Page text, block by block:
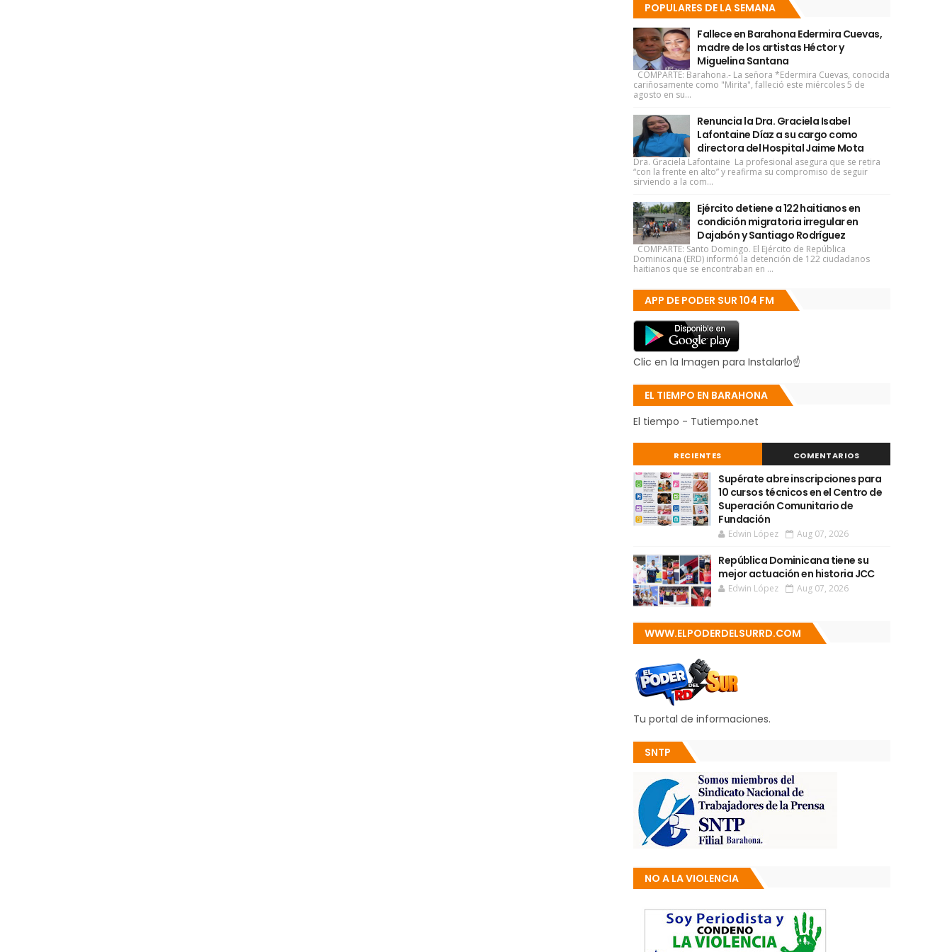
POPULARES DE LA SEMANA
Fallece en Barahona Edermira Cuevas,
madre de los artistas Héctor y
Miguelina Santana
COMPARTE: Barahona.- La señora *Edermira Cuevas, conocida
cariñosamente como "Mirita", falleció este miércoles 5 de
agosto en su...
Renuncia la Dra. Graciela Isabel
Lafontaine Díaz a su cargo como
directora del Hospital Jaime Mota
Dra. Graciela Lafontaine La profesional asegura que se retira
“con la frente en alto” y reafirma su compromiso de seguir
sirviendo a la com...
Ejército detiene a 122 haitianos en
condición migratoria irregular en
Dajabón y Santiago Rodríguez
COMPARTE: Santo Domingo. El Ejército de República
Dominicana (ERD) informó la detención de 122 ciudadanos
haitianos que se encontraban en ...
APP DE PODER SUR 104 FM
Clic en la Imagen para Instalarlo☝
EL TIEMPO EN BARAHONA
El tiempo - Tutiempo.net
RECIENTES COMENTARIOS
Supérate abre inscripciones para
10 cursos técnicos en el Centro de
Superación Comunitario de
Fundación
Edwin López Aug 07, 2026
República Dominicana tiene su
mejor actuación en historia JCC
Edwin López Aug 07, 2026
WWW.ELPODERDELSURRD.COM
Tu portal de informaciones.
SNTP
NO A LA VIOLENCIA